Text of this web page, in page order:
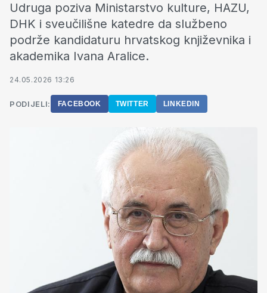
Udruga poziva Ministarstvo kulture, HAZU,
DHK i sveučilišne katedre da službeno
podrže kandidaturu hrvatskog književnika i
akademika Ivana Aralice.
24.05.2026 13:26
PODIJELI: FACEBOOK TWITTER LINKEDIN